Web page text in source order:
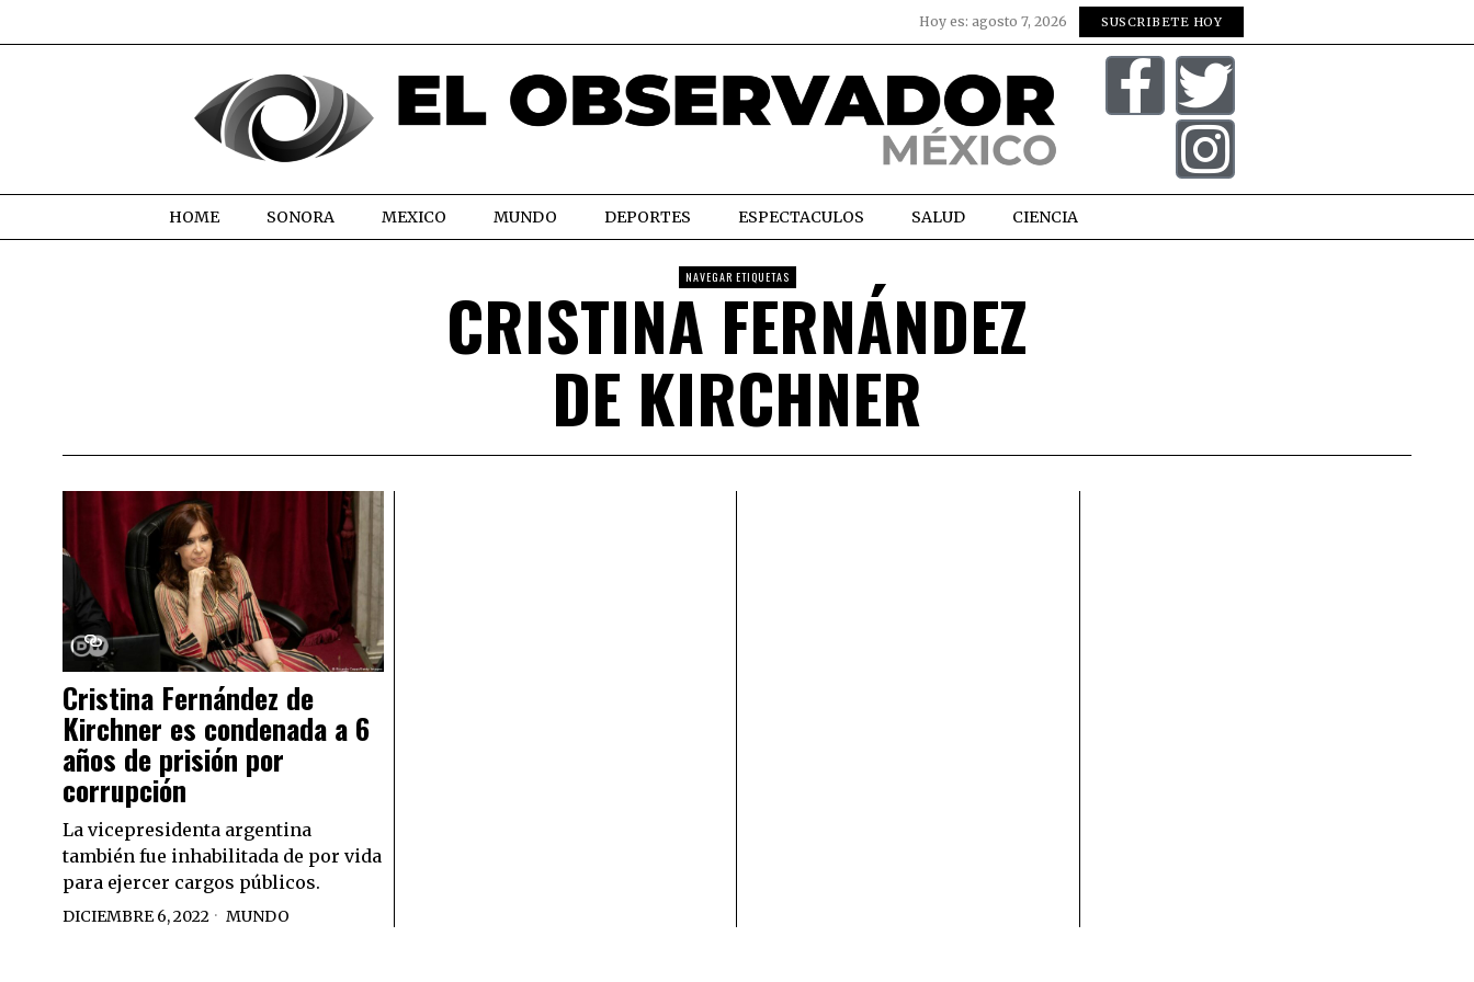
Hoy es: agosto 7, 2026 SUSCRIBETE HOY
HOME SONORA MEXICO MUNDO DEPORTES ESPECTACULOS SALUD CIENCIA
NAVEGAR ETIQUETAS
CRISTINA FERNÁNDEZ
DE KIRCHNER
Cristina Fernández de
Kirchner es condenada a 6
años de prisión por
corrupción
La vicepresidenta argentina
también fue inhabilitada de por vida
para ejercer cargos públicos.
DICIEMBRE 6, 2022 MUNDO